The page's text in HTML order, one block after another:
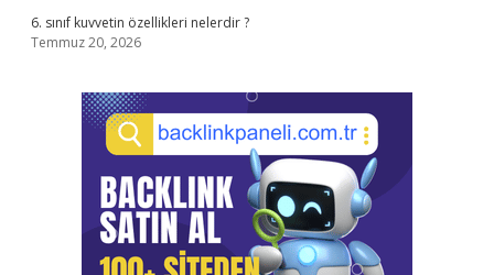
6. sınıf kuvvetin özellikleri nelerdir ?
Temmuz 20, 2026